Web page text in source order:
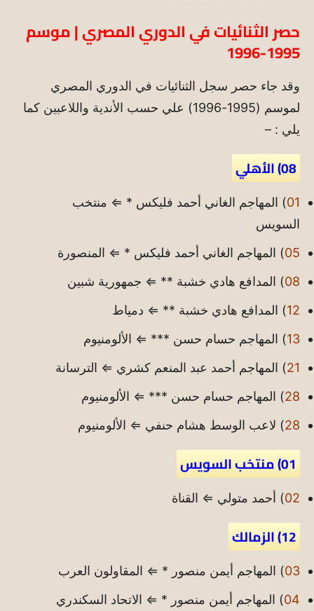
حصر الثنائيات في الدوري المصري | موسم
1995-1996
وقد جاء حصر سجل الثنائيات في الدوري المصري
لموسم (1995-1996) علي حسب الأندية واللاعبين كما
يلي : –
08) الأهلي
01) المهاجم الغاني أحمد فليكس * ⇐ منتخب
السويس
05) المهاجم الغاني أحمد فليكس * ⇐ المنصورة
08) المدافع هادي خشبة ** ⇐ جمهورية شبين
12) المدافع هادي خشبة ** ⇐ دمياط
13) المهاجم حسام حسن *** ⇐ الألومنيوم
21) المهاجم أحمد عبد المنعم كشري ⇐ الترسانة
28) المهاجم حسام حسن *** ⇐ الألومنيوم
28) لاعب الوسط هشام حنفي ⇐ الألومنيوم
01) منتخب السويس
02) أحمد متولي ⇐ القناة
12) الزمالك
03) المهاجم أيمن منصور * ⇐ المقاولون العرب
04) المهاجم أيمن منصور * ⇐ الاتحاد السكندري